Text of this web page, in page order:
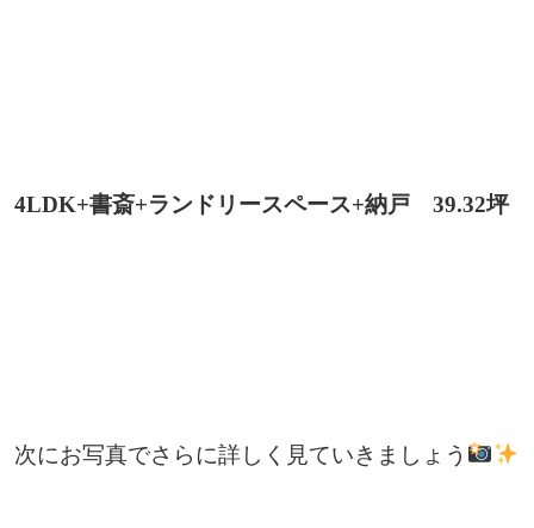
4LDK+書斎+ランドリースペース+納戸 39.32坪
次にお写真でさらに詳しく見ていきましょう